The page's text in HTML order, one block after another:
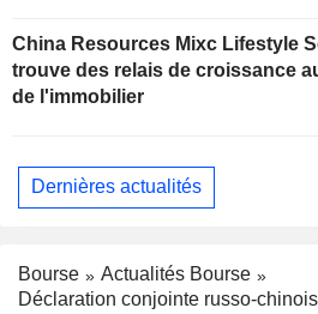
China Resources Mixc Lifestyle
trouve des relais de croissance
de l'immobilier
Dernières actualités
Bourse
Actualités Bourse
Déclaration conjointe russo-